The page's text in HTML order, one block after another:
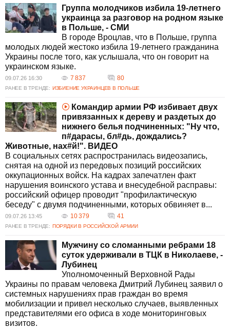
Группа молодчиков избила 19-летнего
украинца за разговор на родном языке
в Польше, - СМИ
В городе Вроцлав, что в Польше, группа
молодых людей жестоко избила 19-летнего гражданина
Украины после того, как услышала, что он говорит на
украинском языке.
09.07.26 16:30 7 837 80
РАНЕЕ В ТРЕНДЕ: ИЗБИЕНИЕ УКРАИНЦЕВ В ПОЛЬШЕ
Командир армии РФ избивает двух
привязанных к дереву и раздетых до
нижнего белья подчиненных: "Ну что,
п#дарасы, бл#дь, дождались?
Животные, нах#й!". ВИДЕО
В социальных сетях распространилась видеозапись,
снятая на одной из передовых позиций российских
оккупационных войск. На кадрах запечатлен факт
нарушения воинского устава и внесудебной расправы:
российский офицер проводит "профилактическую
беседу" с двумя подчиненными, которых обвиняет в...
09.07.26 13:45 10 379 41
РАНЕЕ В ТРЕНДЕ: ПОРЯДКИ В РОССИЙСКОЙ АРМИИ
Мужчину со сломанными ребрами 18
суток удерживали в ТЦК в Николаеве, -
Лубинец
Уполномоченный Верховной Рады
Украины по правам человека Дмитрий Лубинец заявил о
системных нарушениях прав граждан во время
мобилизации и привел несколько случаев, выявленных
представителями его офиса в ходе мониторинговых
визитов.